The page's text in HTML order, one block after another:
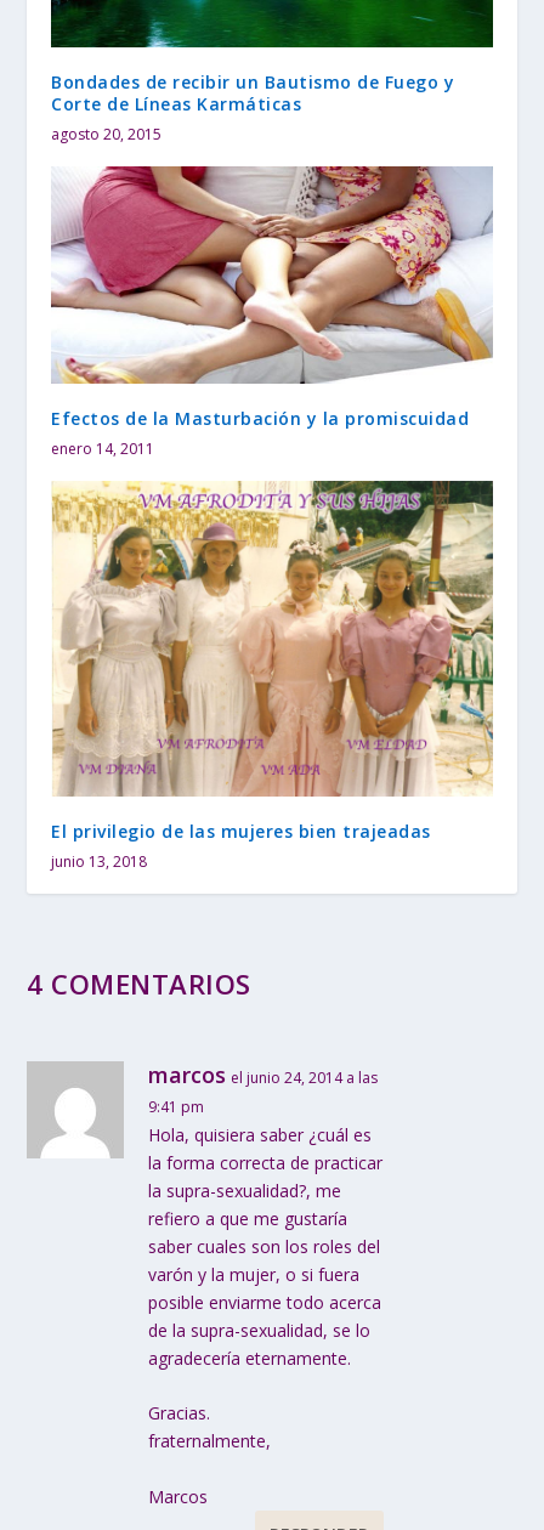
Bondades de recibir un Bautismo de Fuego y
Corte de Líneas Karmáticas
agosto 20, 2015
Efectos de la Masturbación y la promiscuidad
enero 14, 2011
El privilegio de las mujeres bien trajeadas
junio 13, 2018
4 COMENTARIOS
marcos el junio 24, 2014 a las
9:41 pm
Hola, quisiera saber ¿cuál es
la forma correcta de practicar
la supra-sexualidad?, me
refiero a que me gustaría
saber cuales son los roles del
varón y la mujer, o si fuera
posible enviarme todo acerca
de la supra-sexualidad, se lo
agradecería eternamente.
Gracias.
fraternalmente,
Marcos